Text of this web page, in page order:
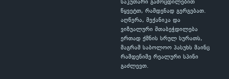
საკუთარი გამოცდილებით
წყვეტთ, რამდენად გერგებათ.
აღწერა, მექანიკა და
ვიზუალური შთაბეჭდილება
ერთად ქმნის სრულ სურათს,
მაგრამ საბოლოო პასუხს მაინც
რამდენიმე რეალური სპინი
გაძლევთ.